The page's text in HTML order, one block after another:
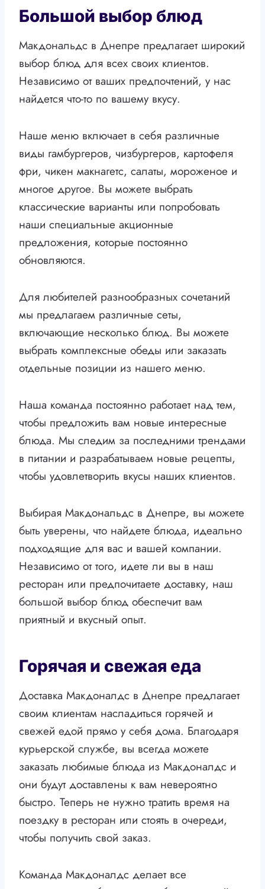
Большой выбор блюд
Макдональдс в Днепре предлагает широкий
выбор блюд для всех своих клиентов.
Независимо от ваших предпочтений, у нас
найдется что-то по вашему вкусу.
Наше меню включает в себя различные
виды гамбургеров, чизбургеров, картофеля
фри, чикен макнагетс, салаты, мороженое и
многое другое. Вы можете выбрать
классические варианты или попробовать
наши специальные акционные
предложения, которые постоянно
обновляются.
Для любителей разнообразных сочетаний
мы предлагаем различные сеты,
включающие несколько блюд. Вы можете
выбрать комплексные обеды или заказать
отдельные позиции из нашего меню.
Наша команда постоянно работает над тем,
чтобы предложить вам новые интересные
блюда. Мы следим за последними трендами
в питании и разрабатываем новые рецепты,
чтобы удовлетворить вкусы наших клиентов.
Выбирая Макдональдс в Днепре, вы можете
быть уверены, что найдете блюда, идеально
подходящие для вас и вашей компании.
Независимо от того, идете ли вы в наш
ресторан или предпочитаете доставку, наш
большой выбор блюд обеспечит вам
приятный и вкусный опыт.
Горячая и свежая еда
Доставка Макдоналдс в Днепре предлагает
своим клиентам насладиться горячей и
свежей едой прямо у себя дома. Благодаря
курьерской службе, вы всегда можете
заказать любимые блюда из Макдоналдс и
они будут доставлены к вам невероятно
быстро. Теперь не нужно тратить время на
поездку в ресторан или стоять в очереди,
чтобы получить свой заказ.
Команда Макдоналдс делает все